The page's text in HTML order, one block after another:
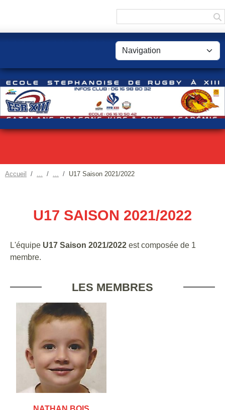
Accueil U17 Saison 2021/2022
U17 SAISON 2021/2022
L'équipe U17 Saison 2021/2022 est composée de 1
membre.
LES MEMBRES